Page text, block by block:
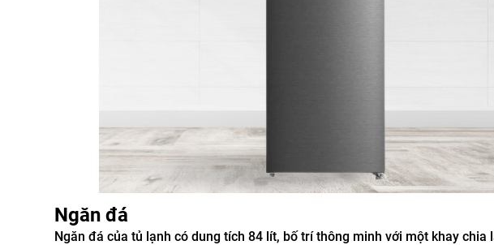
Ngăn đá
Ngăn đá của tủ lạnh có dung tích 84 lít, bố trí thông minh với một khay